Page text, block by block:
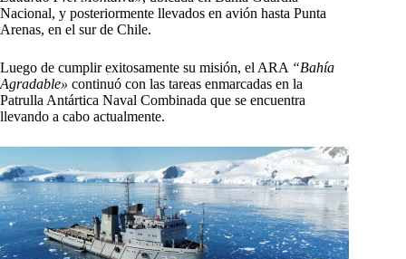
Nacional, y posteriormente llevados en avión hasta Punta
Arenas, en el sur de Chile.
Luego de cumplir exitosamente su misión, el ARA “Bahía
Agradable» continuó con las tareas enmarcadas en la
Patrulla Antártica Naval Combinada que se encuentra
llevando a cabo actualmente.